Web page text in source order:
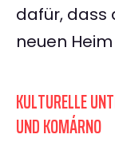
dafür, dass
neuen
KULTURELLE
UND KOMÁRNO